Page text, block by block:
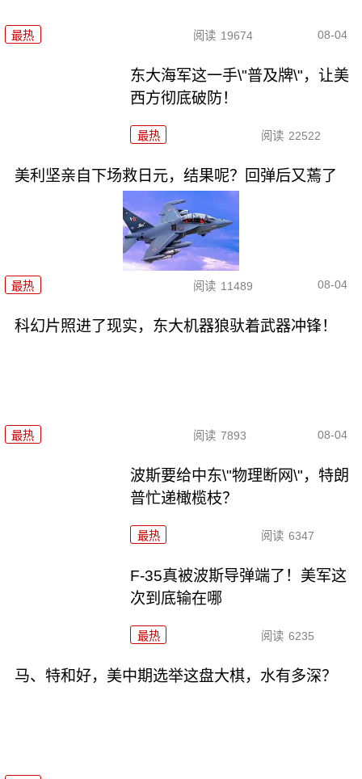
最热 阅读 19674 08-04
东大海军这一手\"普及牌\"，让美
西方彻底破防！
最热 阅读 22522
美利坚亲自下场救日元，结果呢？回弹后又蔫了
最热 阅读 11489 08-04
科幻片照进了现实，东大机器狼驮着武器冲锋！
最热 阅读 7893 08-04
波斯要给中东\"物理断网\"，特朗
普忙递橄榄枝？
最热 阅读 6347
F-35真被波斯导弹端了！美军这
次到底输在哪
最热 阅读 6235
马、特和好，美中期选举这盘大棋，水有多深？